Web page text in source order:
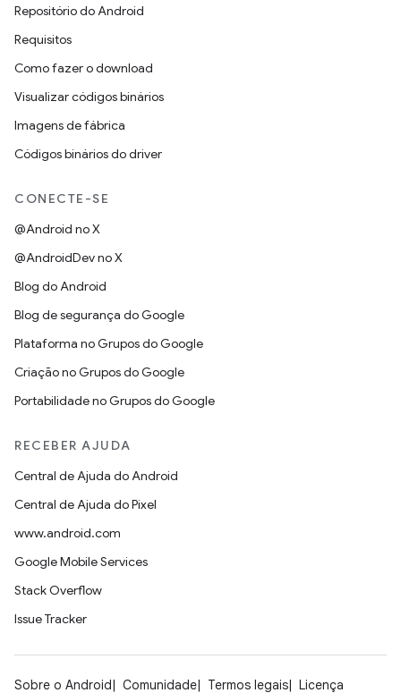
Repositório do Android
Requisitos
Como fazer o download
Visualizar códigos binários
Imagens de fábrica
Códigos binários do driver
CONECTE-SE
@Android no X
@AndroidDev no X
Blog do Android
Blog de segurança do Google
Plataforma no Grupos do Google
Criação no Grupos do Google
Portabilidade no Grupos do Google
RECEBER AJUDA
Central de Ajuda do Android
Central de Ajuda do Pixel
www.android.com
Google Mobile Services
Stack Overflow
Issue Tracker
Sobre o Android Comunidade Termos legais Licença